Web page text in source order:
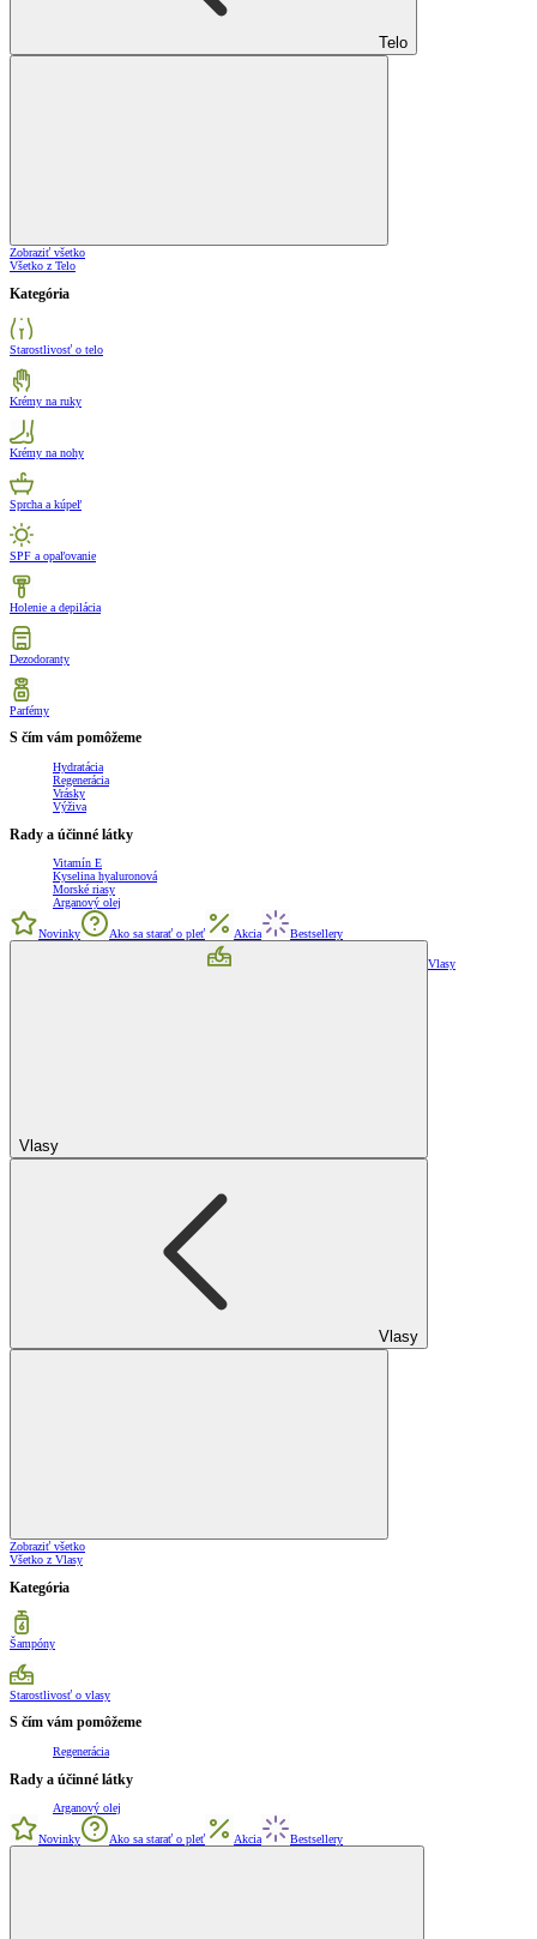
Telo
Zobraziť všetko
Všetko z Telo
Kategória
Starostlivosť o telo
Krémy na ruky
Krémy na nohy
Sprcha a kúpeľ
SPF a opaľovanie
Holenie a depilácia
Dezodoranty
Parfémy
S čím vám pomôžeme
Hydratácia
Regenerácia
Vrásky
Výživa
Rady a účinné látky
Vitamín E
Kyselina hyaluronová
Morské riasy
Arganový olej
Novinky Ako sa starať o pleť Akcia Bestsellery
Vlasy
Vlasy
Vlasy
Zobraziť všetko
Všetko z Vlasy
Kategória
Šampóny
Starostlivosť o vlasy
S čím vám pomôžeme
Regenerácia
Rady a účinné látky
Arganový olej
Novinky Ako sa starať o pleť Akcia Bestsellery